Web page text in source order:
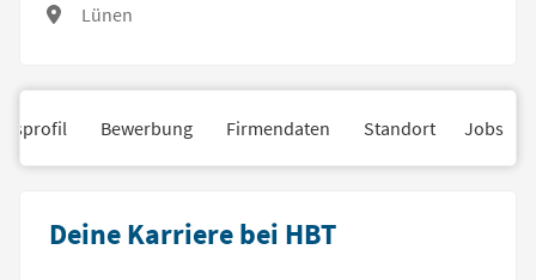
Lünen
Bewerbung Firmendaten Standort Jobs
Deine Karriere bei HBT